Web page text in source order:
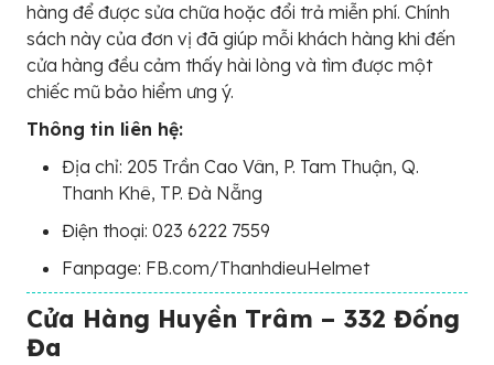
hàng để được sửa chữa hoặc đổi trả miễn phí. Chính
sách này của đơn vị đã giúp mỗi khách hàng khi đến
cửa hàng đều cảm thấy hài lòng và tìm được một
chiếc mũ bảo hiểm ưng ý.
Thông tin liên hệ:
Địa chỉ: 205 Trần Cao Vân, P. Tam Thuận, Q.
Thanh Khê, TP. Đà Nẵng
Điện thoại: 023 6222 7559
Fanpage: FB.com/ThanhdieuHelmet
Cửa Hàng Huyền Trâm – 332 Đống
Đa